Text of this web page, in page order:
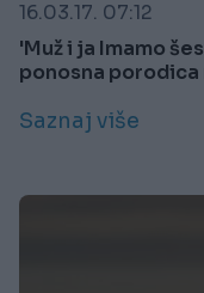
16.03.17. 07:12
'Muž i ja Imamo
ponosna
Saznaj više